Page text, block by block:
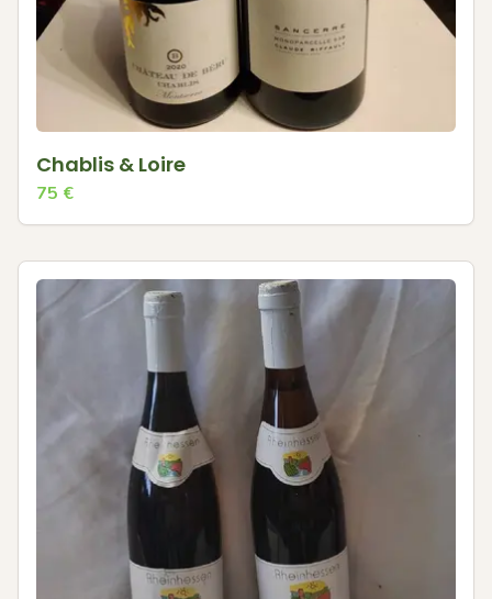
Chablis & Loire
75 €